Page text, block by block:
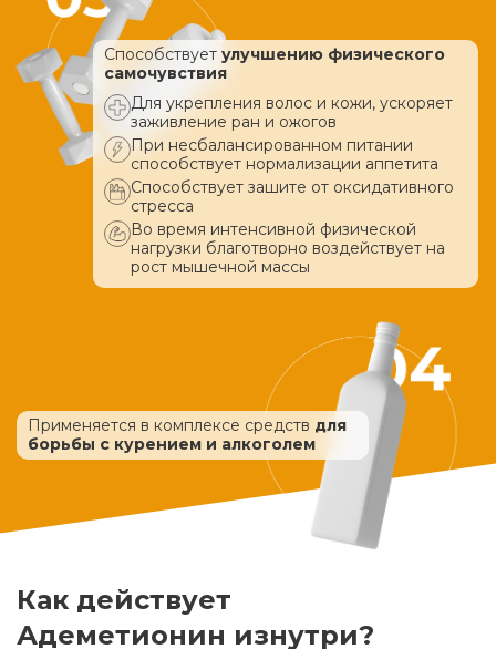
Способствует улучшению физического
самочувствия
Для укрепления волос и кожи, ускоряет
заживление ран и ожогов
При несбалансированном питании
способствует нормализации аппетита
Способствует зашите от оксидативного
стресса
Во время интенсивной физической
нагрузки благотворно воздействует на
рост мышечной массы
Применяется в комплексе средств для
борьбы с курением и алкоголем
Как действует
Адеметионин изнутри?